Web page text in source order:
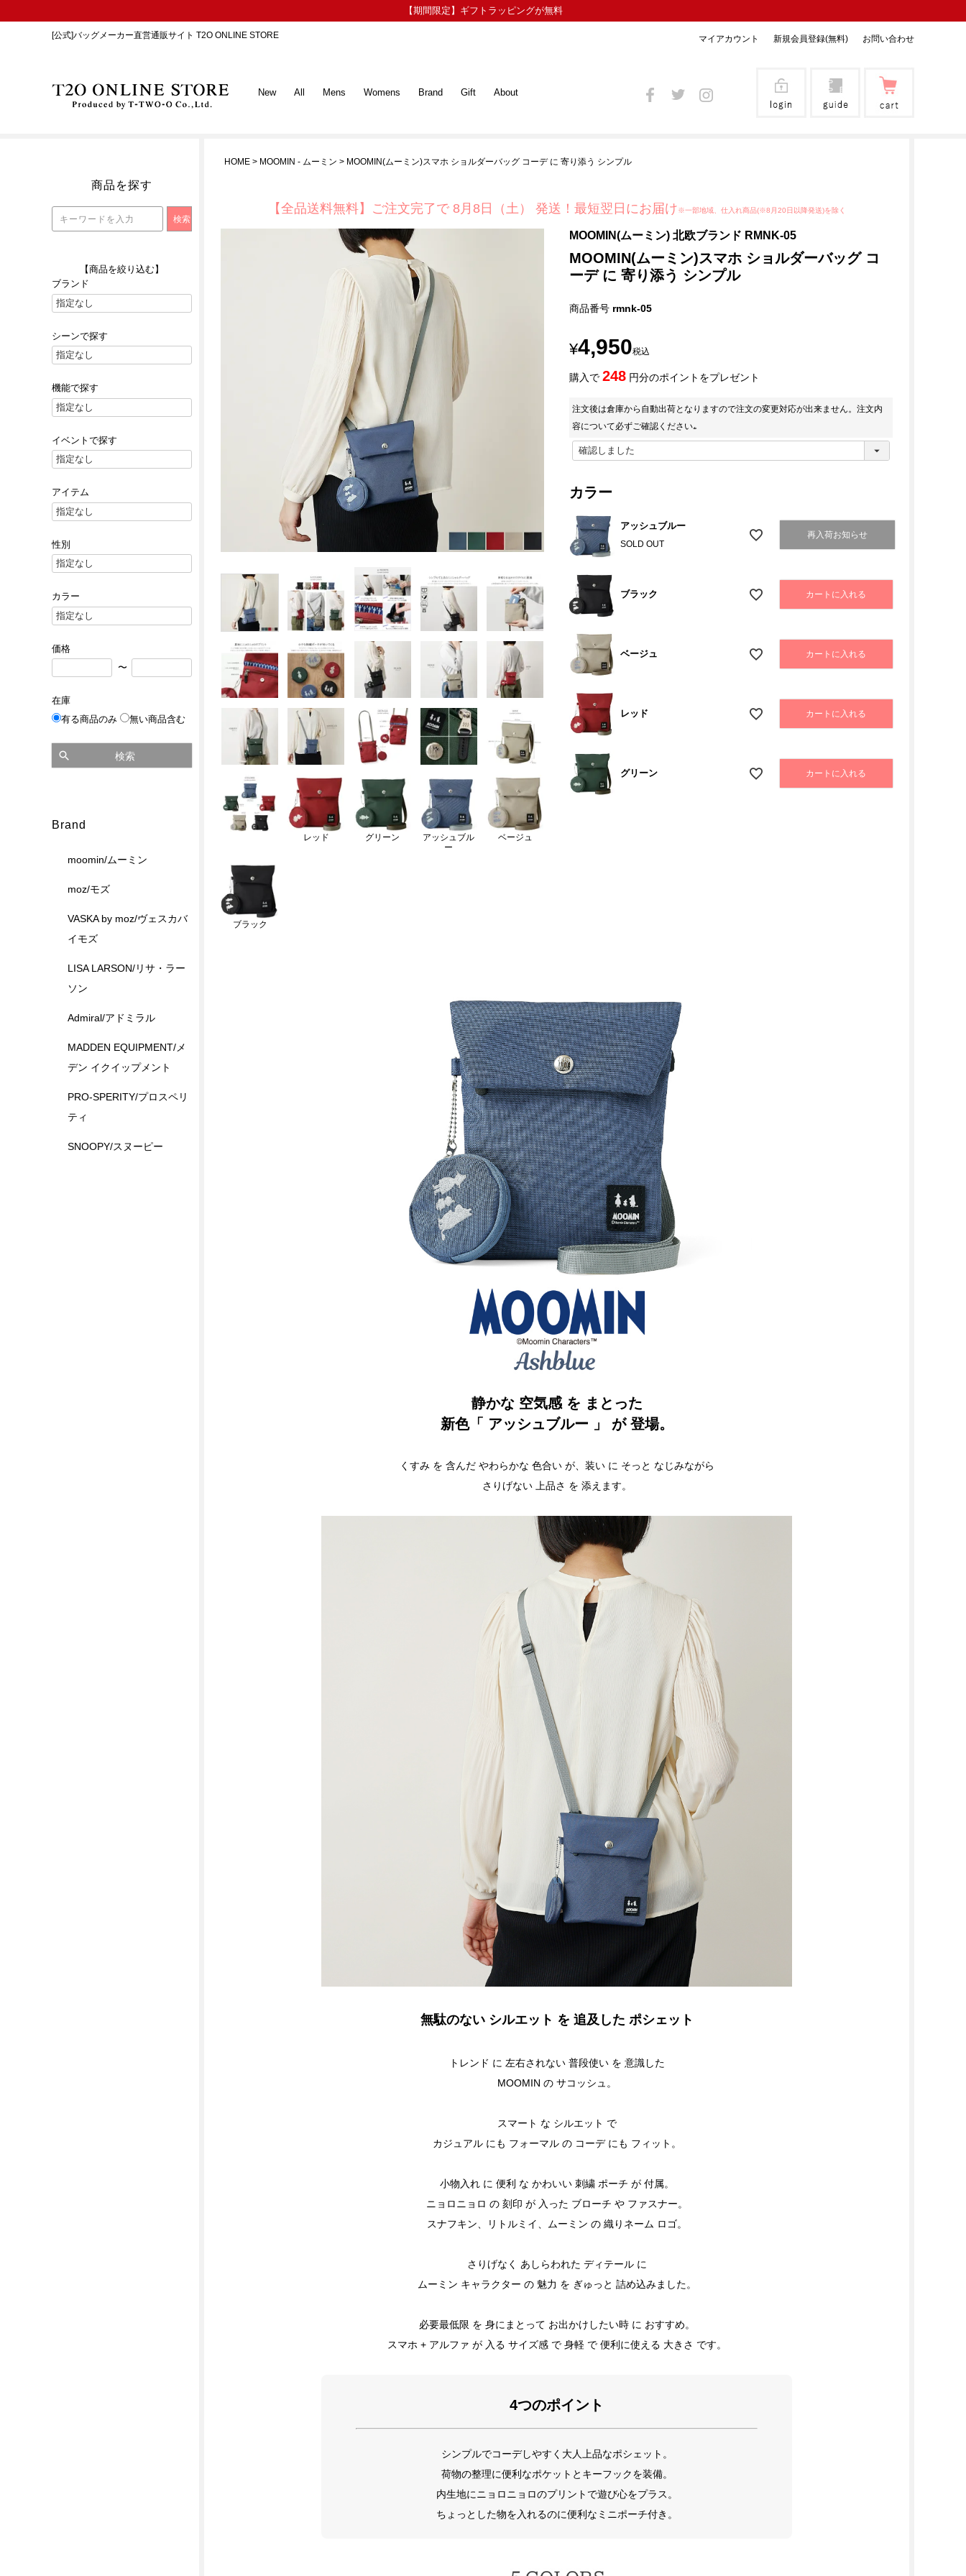
【期間限定】ギフトラッピングが無料
[公式]バッグメーカー直営通販サイト T2O ONLINE STORE マイアカウント 新規会員登録(無料) お問い合わせ
New All Mens Womens Brand Gift About
商品を探す
【商品を絞り込む】
ブランド
シーンで探す
機能で探す
イベントで探す
アイテム
性別
カラー
価格
〜
在庫
有る商品のみ
無い商品含む
検索
Brand
moomin/ムーミン
moz/モズ
VASKA by moz/ヴェスカバ
イモズ
LISA LARSON/リサ・ラー
ソン
Admiral/アドミラル
MADDEN EQUIPMENT/メ
デン イクイップメント
PRO-SPERITY/プロスペリ
ティ
SNOOPY/スヌーピー
HOME MOOMIN - ムーミン MOOMIN(ムーミン)スマホ ショルダーバッグ コーデ に 寄り添う シンプル
【全品送料無料】ご注文完了で8月8日（土） 発送！最短翌日にお届け※一部地域、仕入れ商品(※8月20日以降発送)を除く
レッド グリーン
アッシュブル
ー
ベージュ
ブラック
MOOMIN(ムーミン) 北欧ブランド RMNK-05
MOOMIN(ムーミン)スマホ ショルダーバッグ コ
ーデ に 寄り添う シンプル
商品番号 rmnk-05
¥4,950税込
購入で 248 円分のポイントをプレゼント
注文後は倉庫から自動出荷となりますので注文の変更対応が出来ません。注文内
容について必ずご確認ください
カラー
アッシュブルー
SOLD OUT
再入荷お知らせ
ブラック カートに入れる
ベージュ カートに入れる
レッド カートに入れる
グリーン カートに入れる
静かな 空気感 を まとった
新色「 アッシュブルー 」 が 登場。
くすみ を 含んだ やわらかな 色合い が、装い に そっと なじみながら
さりげない 上品さ を 添えます。
無駄のない シルエット を 追及した ポシェット
トレンド に 左右されない 普段使い を 意識した
MOOMIN の サコッシュ。
スマート な シルエット で
カジュアル にも フォーマル の コーデ にも フィット。
小物入れ に 便利 な かわいい 刺繍 ポーチ が 付属。
ニョロニョロ の 刻印 が 入った ブローチ や ファスナー。
スナフキン、リトルミイ、ムーミン の 織りネーム ロゴ。
さりげなく あしらわれた ディテール に
ムーミン キャラクター の 魅力 を ぎゅっと 詰め込みました。
必要最低限 を 身にまとって お出かけしたい時 に おすすめ。
スマホ + アルファ が 入る サイズ感 で 身軽 で 便利に使える 大きさ です。
4つのポイント
シンプルでコーデしやすく大人上品なポシェット。
荷物の整理に便利なポケットとキーフックを装備。
内生地にニョロニョロのプリントで遊び心をプラス。
ちょっとした物を入れるのに便利なミニポーチ付き。